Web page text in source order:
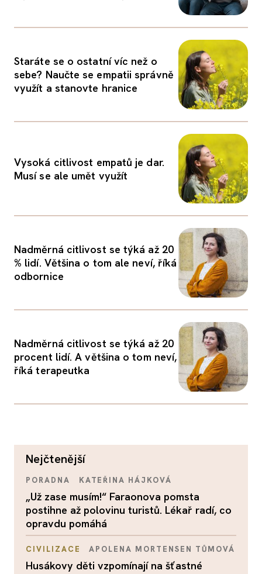
Staráte se o ostatní víc než o
sebe? Naučte se empatii správně
využít a stanovte hranice
Vysoká citlivost empatů je dar.
Musí se ale umět využít
Nadměrná citlivost se týká až 20
% lidí. Většina o tom ale neví, říká
odbornice
Nadměrná citlivost se týká až 20
procent lidí. A většina o tom neví,
říká terapeutka
nejčtenější
PORADNA KATEŘINA HÁJKOVÁ
„Už zase musím!“ Faraonova pomsta
postihne až polovinu turistů. Lékař radí, co
opravdu pomáhá
CIVILIZACE APOLENA MORTENSEN TŮMOVÁ
Husákovy děti vzpomínají na šťastné